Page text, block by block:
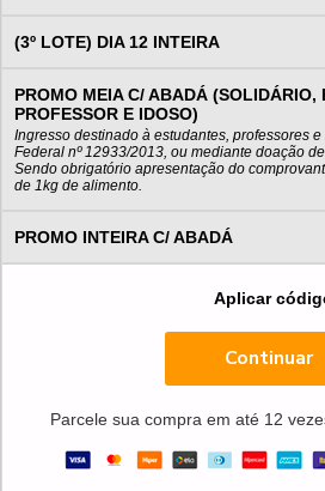
(3º LOTE) DIA 12 INTEIRA
PROMO MEIA C/ ABADÁ (SOLIDÁRIO,
PROFESSOR E IDOSO)
Ingresso destinado à estudantes, professores
Federal nº 12933/2013, ou mediante doação
Sendo obrigatório apresentação do
de 1kg de alimento.
PROMO INTEIRA C/ ABADÁ
Aplicar
Continuar
Parcele sua compra em até 12